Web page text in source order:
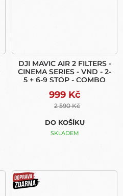
DJI MAVIC AIR 2 FILTERS -
CINEMA SERIES - VND - 2-
5 + 6-9 STOP - COMBO
999 Kč
2 590 Kč
DO KOŠÍKU
SKLADEM
DOPRAVA ZDARMA